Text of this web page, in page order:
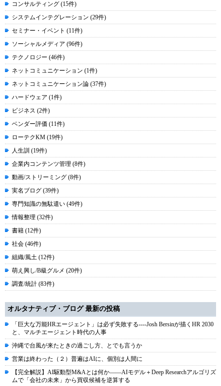
コンサルティング (15件)
システムインテグレーション (29件)
セミナー・イベント (11件)
ソーシャルメディア (96件)
テクノロジー (46件)
ネットコミュニケーション (1件)
ネットコミュニケーション論 (37件)
ハードウェア (1件)
ビジネス (2件)
ベンダー評価 (11件)
ローテクKM (19件)
人生訓 (19件)
企業内コンテンツ管理 (8件)
動画/ストリーミング (8件)
実名ブログ (39件)
専門知識の無駄遣い (49件)
情報整理 (32件)
書籍 (12件)
社会 (46件)
組織/風土 (12件)
萌え興し/B級グルメ (20件)
調査/統計 (83件)
オルタナティブ・ブログ 最新の投稿
「巨大な万能HRエージェント」は必ず失敗する----Josh Bersinが描くHR 2030
と、マルチエージェント時代の人事
沖縄で台風が来たときの過ごし方、とでも言うか
営業は終わった（２）普遍はAIに、個別は人間に
【完全解説】AI駆動型M&Aとは何か――AIモデル＋Deep Researchアルゴリズ
ムで「会社の未来」から買収候補を逆算する